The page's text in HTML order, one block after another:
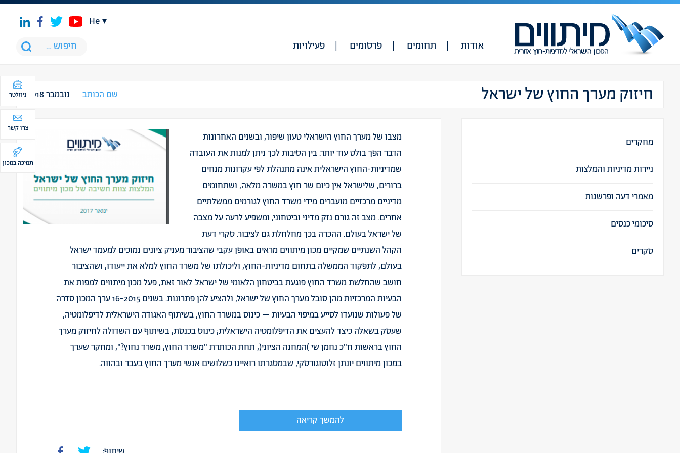
אודות תחומים פרסומים פעילויות
he
חיזוק מערך החוץ של ישראל שם הכותב נובמבר 2018
מצבו של מערך החוץ הישראלי טעון שיפור, ובשנים האחרונות
הדבר הפך בולט עוד יותר. בין הסיבות לכך ניתן למנות את העובדה
שמדיניות-החוץ הישראלית אינה מתנהלת לפי עקרונות מנחים
ברורים, שלישראל אין כיום שר חוץ במשרה מלאה, ושתחומים
מדיניים מרכזיים מועברים מידי משרד החוץ לגורמים ממשלתיים
אחרים. מצב זה גורם נזק מדיני וביטחוני, ומשפיע לרעה על מצבה
של ישראל בעולם. ההכרה בכך מחלחלת גם לציבור. סקרי דעת
הקהל השנתיים שמקיים מכון מיתווים מראים באופן עקבי שהציבור מעניק ציונים נמוכים למעמד ישראל
בעולם, לתפקוד הממשלה בתחום מדיניות-החוץ, וליכולתו של משרד החוץ למלא את ייעודו, ושהציבור
חושב שהחלשת משרד החוץ פוגעת בביטחון הלאומי של ישראל. לאור זאת, פעל מכון מיתווים למפות את
הבעיות המרכזיות מהן סובל מערך החוץ של ישראל, ולהציע להן פתרונות. בשנים 16-2015 ערך המכון סדרה
של פעולות שנועדו לסייע במיפוי הבעיות – כינוס במשרד החוץ, בשיתוף האגודה הישראלית לדיפלומטיה,
שעסק בשאלה כיצד להעצים את הדיפלומטיה הישראלית; כינוס בכנסת, בשיתוף עם השדולה לחיזוק מערך
החוץ בראשות ח"כ נחמן שי )המחנה הציוני(, תחת הכותרת "משרד החוץ, משרד נחוץ?", ומחקר שערך
במכון מיתווים יונתן זלוטוגורסקי, שבמסגרתו רואיינו כשלושים אנשי מערך החוץ בעבר ובהווה.
להמשך קריאה
מחקרים
ניירות מדיניות והמלצות
מאמרי דעה ופרשנות
סיכומי כנסים
סקרים
ניוזלטר
צרו קשר
תמיכה במכון